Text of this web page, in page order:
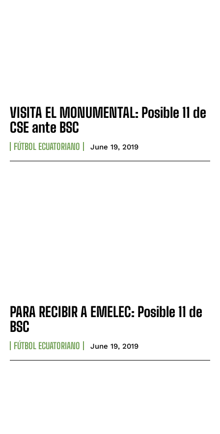
VISITA EL MONUMENTAL: Posible 11 de
CSE ante BSC
FÚTBOL ECUATORIANO June 19, 2019
PARA RECIBIR A EMELEC: Posible 11 de
BSC
FÚTBOL ECUATORIANO June 19, 2019